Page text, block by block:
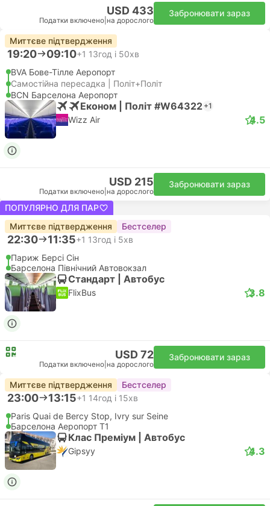
USD 433
Податки включено на дорослого
Забронювати зараз
Миттєве підтвердження
19:20 09:10+1 13год і 50хв
BVA Бове-Тілле Аеропорт
Самостійна пересадка | Політ+Політ
BCN Барселона Аеропорт
Економ | Політ #W64322 +1
Wizz Air 4.5
USD 215
Податки включено на дорослого
Забронювати зараз
ПОПУЛЯРНО ДЛЯ ПАР
Миттєве підтвердження
Бестселер
22:30 11:35+1 13год і 5хв
Париж Берсі Сін
Барселона Північний Автовокзал
Стандарт | Автобус
FlixBus 3.8
USD 72
Податки включено на дорослого
Забронювати зараз
Миттєве підтвердження Бестселер
23:00 13:15+1 14год і 15хв
Paris Quai de Bercy Stop, Ivry sur Seine
Барселона Аеропорт Т1
Клас Премiум | Автобус
Gipsyy 4.3